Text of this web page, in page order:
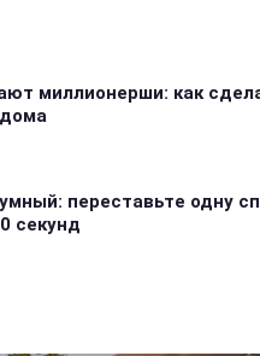
миллионерши: как
переставьте одну
секунд